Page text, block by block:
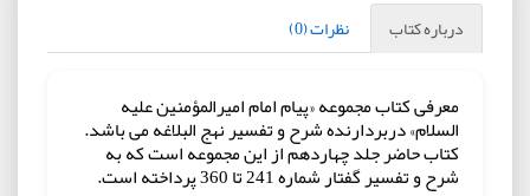
درباره کتاب نظرات (0)
معرفی کتاب مجموعه «پیام امام امیرالمؤمنین علیه
السلام» دربردارنده شرح و تفسیر نهج البلاغه می باشد.
کتاب حاضر جلد چهاردهم از این مجموعه است که به
شرح و تفسیر گفتار شماره 241 تا 360 پرداخته است.